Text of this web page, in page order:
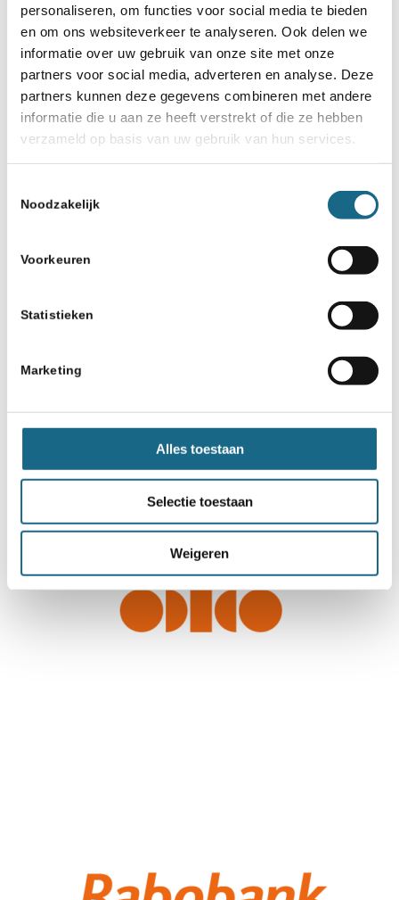
personaliseren, om functies voor social media te bieden
en om ons websiteverkeer te analyseren. Ook delen we
informatie over uw gebruik van onze site met onze
partners voor social media, adverteren en analyse. Deze
partners kunnen deze gegevens combineren met andere
informatie die u aan ze heeft verstrekt of die ze hebben
verzameld op basis van uw gebruik van hun services.
Noodzakelijk
Voorkeuren
Statistieken
Marketing
Alles toestaan
Selectie toestaan
Weigeren